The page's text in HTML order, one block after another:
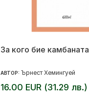
За кого бие камбаната
АВТОР: Ърнест Хемингуей
16.00 EUR (31.29 лв.)